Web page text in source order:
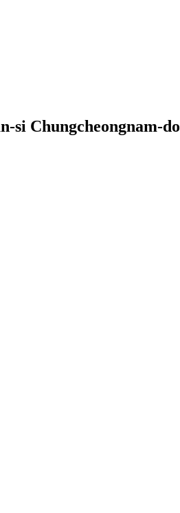
si Chungcheongnam-do